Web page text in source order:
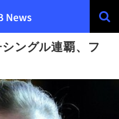
ングル連覇、フ